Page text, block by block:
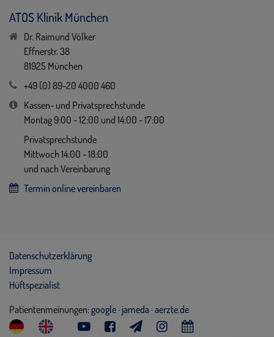
ATOS Klinik München
Dr. Raimund Völker
Effnerstr. 38
81925 München
+49 (0) 89-20 4000 460
Kassen- und Privatsprechstunde
Montag 9:00 - 12:00 und 14:00 - 17:00
Privatsprechstunde
Mittwoch 14:00 - 18:00
und nach Vereinbarung
Termin online vereinbaren
Datenschutzerklärung
Impressum
Hüftspezialist
Patientenmeinungen:google · jameda ·aerzte.de